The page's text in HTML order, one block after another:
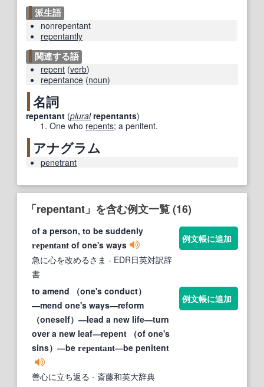
派生語
nonrepentant
repentantly
関連する語
repent (verb)
repentance (noun)
名詞
repentant (plural repentants)
One who repents; a penitent.
アナグラム
penetrant
「repentant」を含む例文一覧 (16)
of a person, to be suddenly
repentant of one's ways
急に心を改めるさま - EDR日英対訳辞
書
例文帳に追加
to amend （one's conduct）
―mend one's ways―reform
（oneself）―lead a new life―turn
over a new leaf―repent （of one's
sins）―be repentant―be penitent
善心に立ち返る - 斎藤和英大辞典
例文帳に追加